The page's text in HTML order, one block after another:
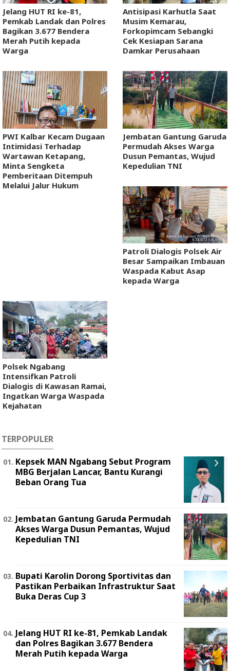
Jelang HUT RI ke-81,
Pemkab Landak dan Polres
Bagikan 3.677 Bendera
Merah Putih kepada
Warga
Antisipasi Karhutla Saat
Musim Kemarau,
Forkopimcam Sebangki
Cek Kesiapan Sarana
Damkar Perusahaan
PWI Kalbar Kecam Dugaan
Intimidasi Terhadap
Wartawan Ketapang,
Minta Sengketa
Pemberitaan Ditempuh
Melalui Jalur Hukum
Jembatan Gantung Garuda
Permudah Akses Warga
Dusun Pemantas, Wujud
Kepedulian TNI
Patroli Dialogis Polsek Air
Besar Sampaikan Imbauan
Waspada Kabut Asap
kepada Warga
Polsek Ngabang
Intensifkan Patroli
Dialogis di Kawasan Ramai,
Ingatkan Warga Waspada
Kejahatan
TERPOPULER
Kepsek MAN Ngabang Sebut Program
MBG Berjalan Lancar, Bantu Kurangi
Beban Orang Tua
Jembatan Gantung Garuda Permudah
Akses Warga Dusun Pemantas, Wujud
Kepedulian TNI
Bupati Karolin Dorong Sportivitas dan
Pastikan Perbaikan Infrastruktur Saat
Buka Deras Cup 3
Jelang HUT RI ke-81, Pemkab Landak
dan Polres Bagikan 3.677 Bendera
Merah Putih kepada Warga